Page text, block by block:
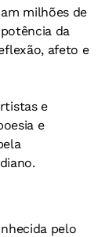
milhões de
da
afeto e
e
e
pelo